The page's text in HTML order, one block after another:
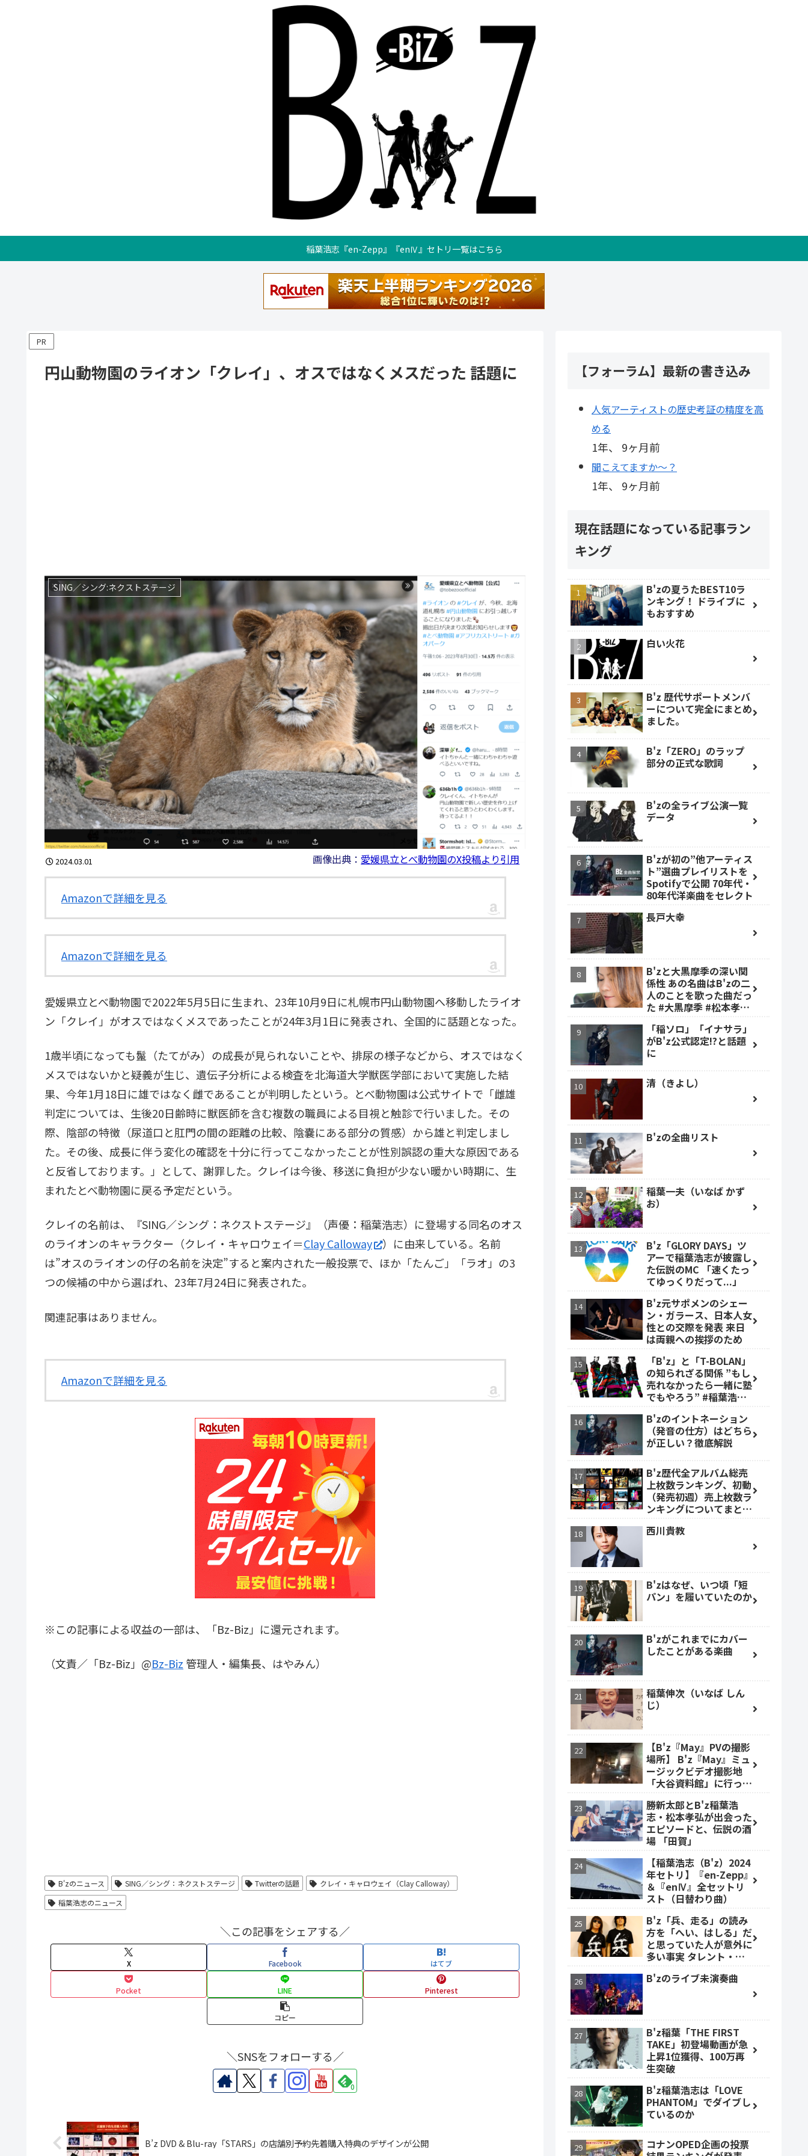
稲葉浩志『en-Zepp』『enⅣ』セトリ一覧はこちら
PR
円山動物園のライオン「クレイ」、オスではなくメスだった 話題に
SING／シング:ネクストステージ
画像出典： 愛媛県立とべ動物園のX投稿より引用
2024.03.01
Amazonで詳細を見る
Amazonで詳細を見る
愛媛県立とべ動物園で2022年5月5日に生まれ、23年10月9日に札幌市円山動物園へ移動したライオ
ン「クレイ」がオスではなくメスであったことが24年3月1日に発表され、全国的に話題となった。
1歳半頃になっても鬣（たてがみ）の成長が見られないことや、排尿の様子などから、オスではなく
メスではないかと疑義が生じ、遺伝子分析による検査を北海道大学獣医学部において実施した結
果、今年1月18日に雄ではなく雌であることが判明したという。とべ動物園は公式サイトで「雌雄
判定については、生後20日齢時に獣医師を含む複数の職員による目視と触診で行いました。その
際、陰部の特徴（尿道口と肛門の間の距離の比較、陰嚢にある部分の質感）から雄と判定しまし
た。その後、成長に伴う変化の確認を十分に行ってこなかったことが性別誤認の重大な原因である
と反省しております。」として、謝罪した。クレイは今後、移送に負担が少ない暖かい時期に、生
まれたとべ動物園に戻る予定だという。
クレイの名前は、『SING／シング：ネクストステージ』（声優：稲葉浩志）に登場する同名のオス
のライオンのキャラクター（クレイ・キャロウェイ＝Clay Calloway
）に由来している。名前
は”オスのライオンの仔の名前を決定”すると案内された一般投票で、ほか「たんご」「ラオ」の3
つの候補の中から選ばれ、23年7月24日に発表された。
関連記事はありません。
Amazonで詳細を見る
※この記事による収益の一部は、「Bz-Biz」に還元されます。
（文責／「Bz-Biz」@Bz-Biz 管理人・編集長、はやみん）
B'zのニュース SING／シング：ネクストステージ Twitterの話題
クレイ・キャロウェイ（Clay Calloway）
稲葉浩志のニュース
＼この記事をシェアする／
X Facebook はてブ
Pocket LINE Pinterest
コピー
＼SNSをフォローする／
0
B’z DVD & Blu-ray「STARS」の店舗別予約先着購入特典のデザインが公開
【フォーラム】最新の書き込み
人気アーティストの歴史考証の精度を高
める
1年、 9ヶ月前
聞こえてますか～？
1年、 9ヶ月前
現在話題になっている記事ラン
キング
B'zの夏うたBEST10ラ
ンキング！ ドライブに
もおすすめ
白い火花
B'z 歴代サポートメンバ
ーについて完全にまとめ
ました。
B'z「ZERO」のラップ
部分の正式な歌詞
B'zの全ライブ公演一覧
データ
B'zが初の”他アーティス
ト”選曲プレイリストを
Spotifyで公開 70年代・
80年代洋楽曲をセレクト
長戸大幸
B'zと大黒摩季の深い関
係性 あの名曲はB'zの二
人のことを歌った曲だっ
た #大黒摩季 #松本孝弘
「稲ソロ」「イナサラ」
がB'z公式認定!?と話題
に
清（きよし）
B'zの全曲リスト
稲葉一夫（いなば かず
お）
B'z「GLORY DAYS」ツ
アーで稲葉浩志が披露し
た伝説のMC 「速くたっ
てゆっくりだって...」
B'z元サポメンのシェー
ン・ガラース、日本人女
性との交際を発表 来日
は両親への挨拶のため
「B'z」と「T-BOLAN」
の知られざる関係 ”もし
売れなかったら一緒に塾
でもやろう” #稲葉浩志
B'zのイントネーション
（発音の仕方）はどちら
が正しい？徹底解説
B'z歴代全アルバム総売
上枚数ランキング、初動
（発売初週）売上枚数ラ
ンキングについてまとめ
西川貴教
B'zはなぜ、いつ頃「短
パン」を履いていたのか
B'zがこれまでにカバー
したことがある楽曲
稲葉伸次（いなば しん
じ）
【B'z『May』PVの撮影
場所】 B'z『May』ミュ
ージックビデオ撮影地
「大谷資料館」に行って
勝新太郎とB'z稲葉浩
志・松本孝弘が出会った
エピソードと、伝説の酒
場 「田賀」
【稲葉浩志（B'z）2024
年セトリ】『en-Zepp』
＆『enⅣ』全セットリ
スト（日替わり曲）
B'z「兵、走る」の読み
方を「へい、はしる」だ
と思っていた人が意外に
多い事実 タレント・ベ
B'zのライブ未演奏曲
B'z稲葉「THE FIRST
TAKE」初登場動画が急
上昇1位獲得、100万再
生突破
B'z稲葉浩志は「LOVE
PHANTOM」でダイブし
ているのか
コナンOPED企画の投票